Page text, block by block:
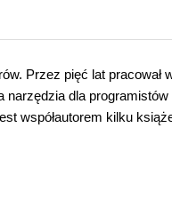
Przez pięć lat pracował
narzędzia dla programistów
współautorem kilku